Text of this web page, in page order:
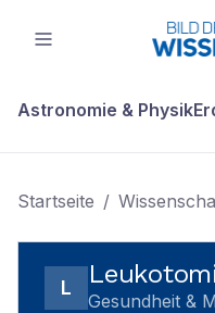
Astronomie & Physik
Startseite /
L
Gesundheit &